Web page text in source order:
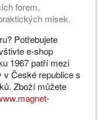
forem,
misek.
Potřebujete
e-shop
1967 patří mezi
České republice s
Zboží můžete